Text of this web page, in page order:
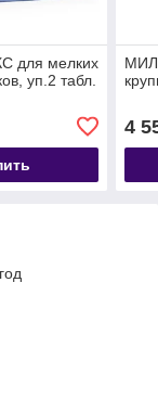
для мелких
уп.2 табл.
4